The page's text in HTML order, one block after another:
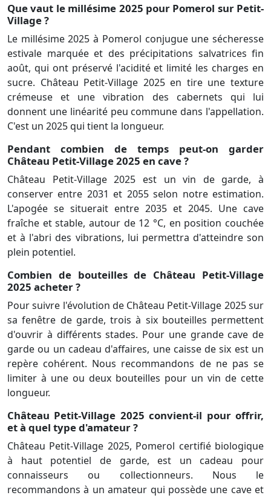
Que vaut le millésime 2025 pour Pomerol sur Petit-
Village ?
Le millésime 2025 à Pomerol conjugue une sécheresse
estivale marquée et des précipitations salvatrices fin
août, qui ont préservé l'acidité et limité les charges en
sucre. Château Petit-Village 2025 en tire une texture
crémeuse et une vibration des cabernets qui lui
donnent une linéarité peu commune dans l'appellation.
C'est un 2025 qui tient la longueur.
Pendant combien de temps peut-on garder
Château Petit-Village 2025 en cave ?
Château Petit-Village 2025 est un vin de garde, à
conserver entre 2031 et 2055 selon notre estimation.
L'apogée se situerait entre 2035 et 2045. Une cave
fraîche et stable, autour de 12 °C, en position couchée
et à l'abri des vibrations, lui permettra d'atteindre son
plein potentiel.
Combien de bouteilles de Château Petit-Village
2025 acheter ?
Pour suivre l'évolution de Château Petit-Village 2025 sur
sa fenêtre de garde, trois à six bouteilles permettent
d'ouvrir à différents stades. Pour une grande cave de
garde ou un cadeau d'affaires, une caisse de six est un
repère cohérent. Nous recommandons de ne pas se
limiter à une ou deux bouteilles pour un vin de cette
longueur.
Château Petit-Village 2025 convient-il pour offrir,
et à quel type d'amateur ?
Château Petit-Village 2025, Pomerol certifié biologique
à haut potentiel de garde, est un cadeau pour
connaisseurs ou collectionneurs. Nous le
recommandons à un amateur qui possède une cave et